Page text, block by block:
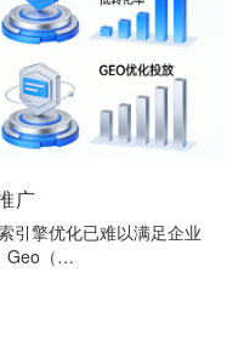
广
引擎优化已难以满足企业
Geo（…